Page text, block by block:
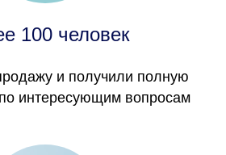
100 человек
и получили полную
интересующим вопросам